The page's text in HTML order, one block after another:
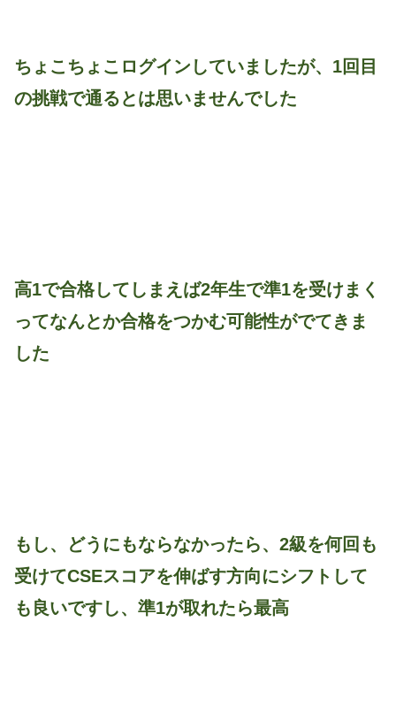
ちょこちょこログインしていましたが、1回目
の挑戦で通るとは思いませんでした
高1で合格してしまえば2年生で準1を受けまく
ってなんとか合格をつかむ可能性がでてきま
した
もし、どうにもならなかったら、2級を何回も
受けてCSEスコアを伸ばす方向にシフトして
も良いですし、準1が取れたら最高